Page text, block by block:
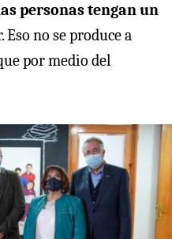
personas tengan un
Eso no se produce a
por medio del